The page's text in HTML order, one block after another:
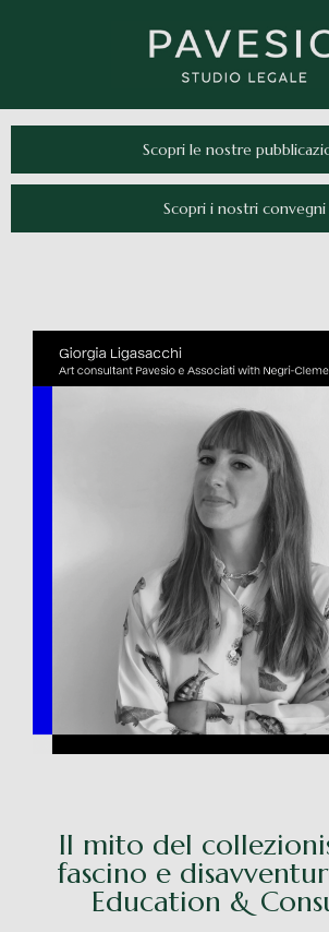
Scopri le nostre
Scopri i nostri convegni
Il mito del
fascino e
Education &